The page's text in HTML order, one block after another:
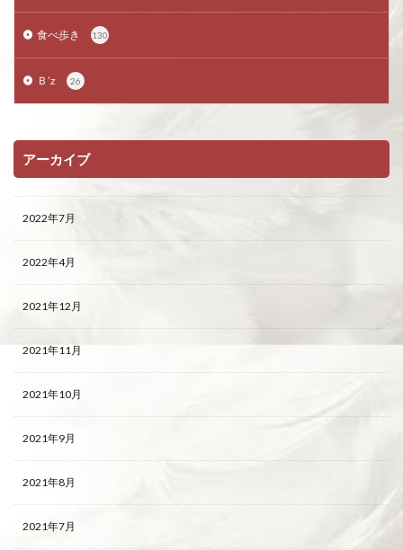
食べ歩き 130
Ｂ’z 26
アーカイブ
2022年7月
2022年4月
2021年12月
2021年11月
2021年10月
2021年9月
2021年8月
2021年7月